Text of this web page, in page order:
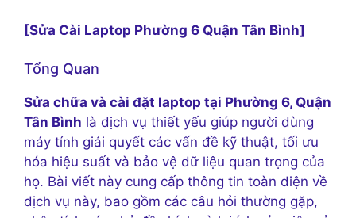
[Sửa Cài Laptop Phường 6 Quận Tân Bình]
Tổng Quan
Sửa chữa và cài đặt laptop tại Phường 6, Quận
Tân Bình là dịch vụ thiết yếu giúp người dùng
máy tính giải quyết các vấn đề kỹ thuật, tối ưu
hóa hiệu suất và bảo vệ dữ liệu quan trọng của
họ. Bài viết này cung cấp thông tin toàn diện về
dịch vụ này, bao gồm các câu hỏi thường gặp,